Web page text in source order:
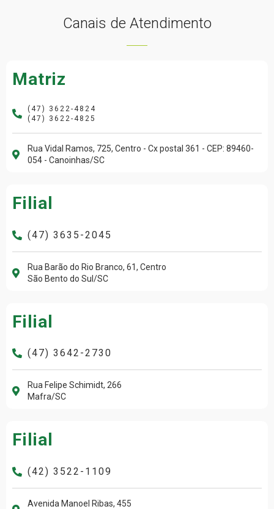
Canais de Atendimento
Matriz
(47) 3622-4824
(47) 3622-4825
Rua Vidal Ramos, 725, Centro - Cx postal 361 - CEP: 89460-
054 - Canoinhas/SC
Filial
(47) 3635-2045
Rua Barão do Rio Branco, 61, Centro
São Bento do Sul/SC
Filial
(47) 3642-2730
Rua Felipe Schimidt, 266
Mafra/SC
Filial
(42) 3522-1109
Avenida Manoel Ribas, 455